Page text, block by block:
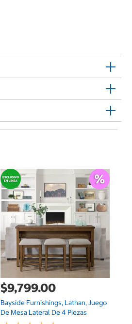
$9,799.00
Bayside Furnishings, Lathan, Juego
De Mesa Lateral De 4 Piezas